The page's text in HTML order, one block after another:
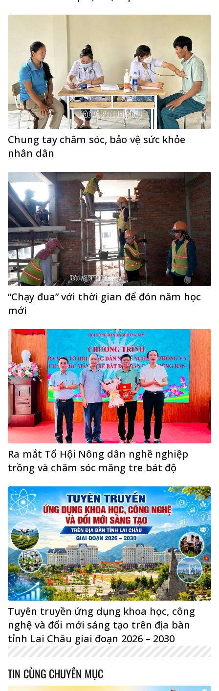
Chung tay chăm sóc, bảo vệ sức khỏe
nhân dân
“Chạy đua” với thời gian để đón năm học
mới
Ra mắt Tổ Hội Nông dân nghề nghiệp
trồng và chăm sóc măng tre bát độ
Tuyên truyền ứng dụng khoa học, công
nghệ và đổi mới sáng tạo trên địa bàn
tỉnh Lai Châu giai đoạn 2026 – 2030
TIN CÙNG CHUYÊN MỤC